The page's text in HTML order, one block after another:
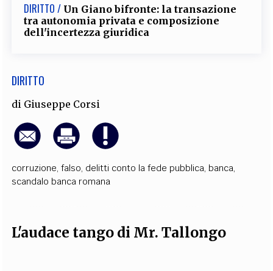
DIRITTO / Un Giano bifronte: la transazione
tra autonomia privata e composizione
dell'incertezza giuridica
DIRITTO
di Giuseppe Corsi
corruzione,falso, delitti conto la fede pubblica,banca,
scandalo banca romana
L'audace tango di Mr. Tallongo